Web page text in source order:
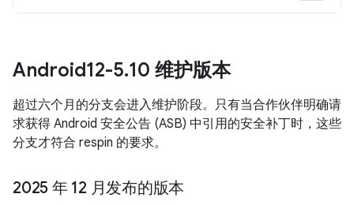
Android12-5.10 维护版本
超过六个月的分支会进入维护阶段。只有当合作伙伴明确请
求获得 Android 安全公告 (ASB) 中引用的安全补丁时，这些
分支才符合 respin 的要求。
2025 年 12 月发布的版本